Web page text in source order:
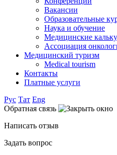
Вакансии
Образовательные
Наука и обучение
Медицинские
Ассоциация
Медицинский туризм
Medical tourism
Контакты
Платные услуги
Рус Тат Eng
Обратная связь
Написать отзыв
Задать вопрос